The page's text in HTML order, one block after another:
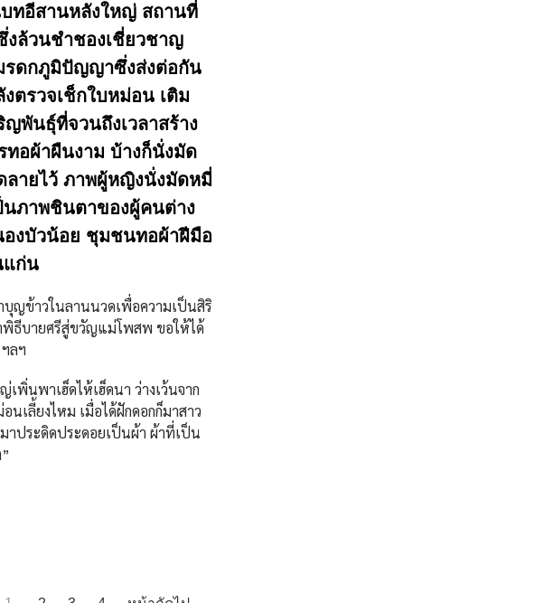
ทอีสานหลังใหญ่ สถานที่
ล้วนชำชองเชี่ยวชาญ
รดกภูมิปัญญาซึ่งส่งต่อกัน
ตรวจเช็กใบหม่อน เติม
พันธุ์ที่จวนถึงเวลาสร้าง
ทอผ้าผืนงาม บ้างก็นั่งมัด
ายไว้ ภาพผู้หญิงนั่งมัดหมี่
นภาพชินตาของผู้คนต่าง
งบัวน้อย ชุมชนทอผ้าฝีมือ
แก่น
บุญข้าวในลานนวดเพื่อความเป็นสิริ
พิธีบายศรีสู่ขวัญแม่โพสพ ขอให้ได้
ลฯ
นพาเฮ็ดไห้เฮ็ดนา ว่างเว้นจาก
นเลี้ยงไหม เมื่อได้ฝักดอกก็มาสาว
าประดิดประดอยเป็นผ้า ผ้าที่เป็น